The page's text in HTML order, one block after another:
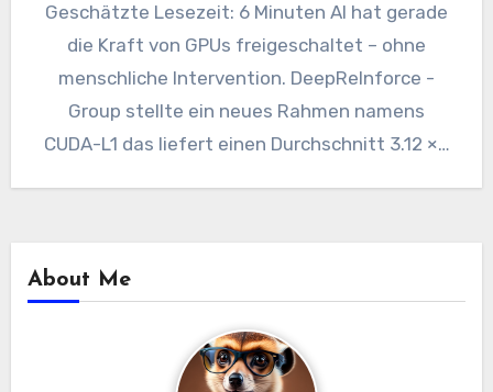
Geschätzte Lesezeit: 6 Minuten AI hat gerade
die Kraft von GPUs freigeschaltet – ohne
menschliche Intervention. DeepReInforce -
Group stellte ein neues Rahmen namens
CUDA-L1 das liefert einen Durchschnitt 3.12 ×…
About Me